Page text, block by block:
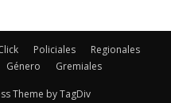
Policiales
Regionales
Género Gremiales
Theme by TagDiv